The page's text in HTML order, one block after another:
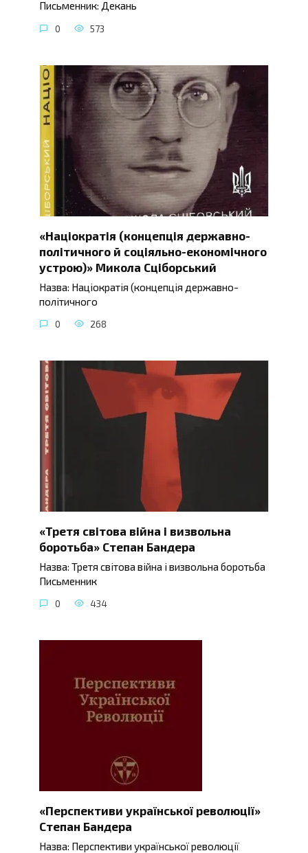
Письменник: Декань
0 573
«Націократія (концепція державно-
політичного й соціяльно-економічного
устрою)» Микола Сціборський
Назва: Націократія (концепція державно-
політичного
0 268
«Третя світова війна і визвольна
боротьба» Степан Бандера
Назва: Третя світова війна і визвольна боротьба
Письменник
0 434
«Перспективи української революції»
Степан Бандера
Назва: Перспективи української революції